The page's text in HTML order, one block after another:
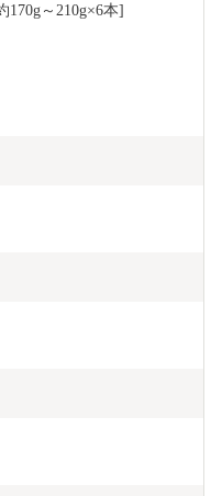
170g～210g×6本]